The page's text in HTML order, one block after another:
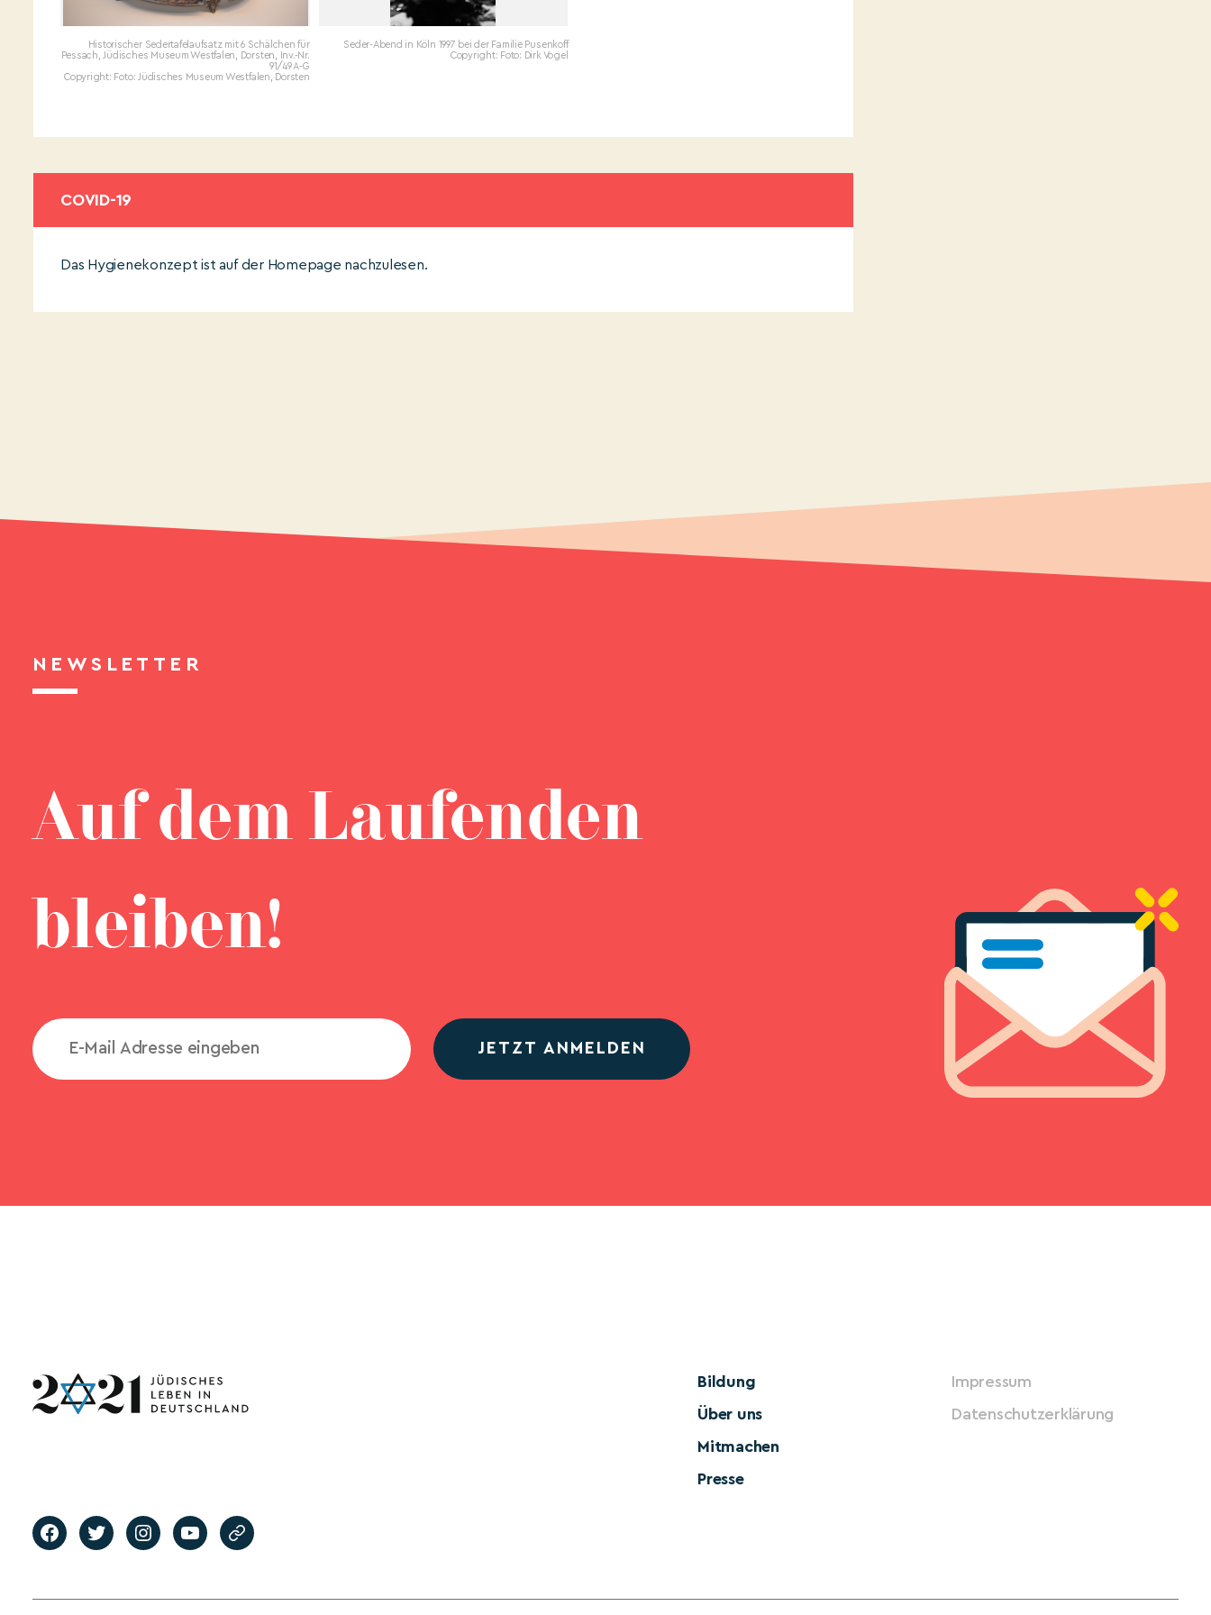
Historischer Sedertafelaufsatz mit 6 Schälchen für
Pessach, Jüdisches Museum Westfalen, Dorsten, Inv.-Nr.
91/49 A-G
Copyright: Foto: Jüdisches Museum Westfalen, Dorsten
Seder-Abend in Köln 1997 bei der Familie Pusenkoff
Copyright: Foto: Dirk Vogel
COVID-19
Das Hygienekonzept ist auf der Homepage nachzulesen.
NEWSLETTER
Auf dem Laufenden
bleiben!
JETZT ANMELDEN
Bildung
Über uns
Mitmachen
Presse
Impressum
Datenschutzerklärung